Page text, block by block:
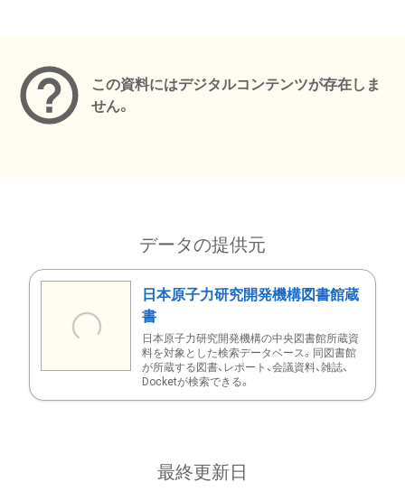
この資料にはデジタルコンテンツが存在しま
せん。
データの提供元
日本原子力研究開発機構図書館蔵
書
日本原子力研究開発機構の中央図書館所蔵資
料を対象とした検索データベース。同図書館
が所蔵する図書、レポート、会議資料、雑誌、
Docketが検索できる。
最終更新日